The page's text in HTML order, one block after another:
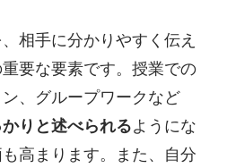
相手に分かりやすく伝え
要な要素です。授業での
、グループワークなど
りと述べられるようにな
高まります。また、自分